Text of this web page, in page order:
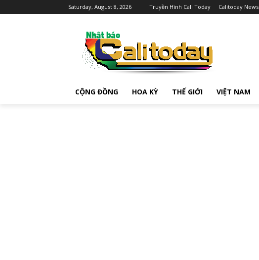
Saturday, August 8, 2026 Truyền Hình Cali Today Calitoday News
CỘNG ĐỒNG HOA KỲ THẾ GIỚI VIỆT NAM